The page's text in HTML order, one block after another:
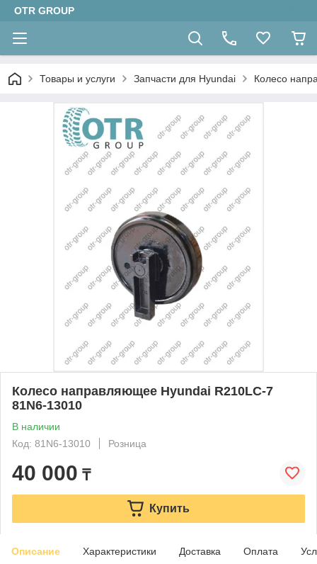
OTR GROUP
Товары и услуги Запчасти для Hyundai Колесо
Колесо направляющее Hyundai R210LC-7
81N6-13010
В наличии
Код: 81N6-13010
Розница
40 000 ₸
Купить
Описание Характеристики Доставка Оплата